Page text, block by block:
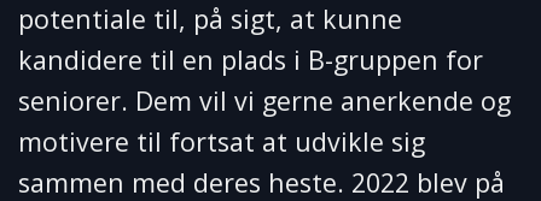
potentiale til, på sigt, at kunne
kandidere til en plads i B-gruppen for
seniorer. Dem vil vi gerne anerkende og
motivere til fortsat at udvikle sig
sammen med deres heste. 2022 blev på